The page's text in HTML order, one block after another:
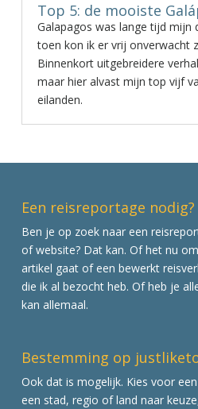
Top 5: de mooiste
Galapagos was lange tijd mijn
toen kon ik er vrij onverwacht
Binnenkort uitgebreidere
maar hier alvast mijn top vijf
eilanden.
Een reisreportage nodig?
Ben je op zoek naar een
of website? Dat kan. Of het nu
artikel gaat of een bewerkt
die ik al bezocht heb. Of heb je
kan allemaal.
Bestemming op
Ook dat is mogelijk. Kies voor
een stad, regio of land naar